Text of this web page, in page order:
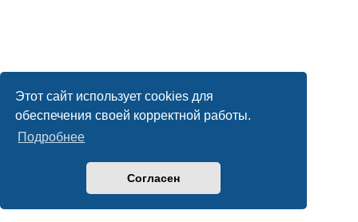
Этот сайт использует cookies для
обеспечения своей корректной работы.
Подробнее
Согласен